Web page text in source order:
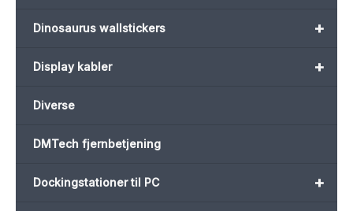
+
Dinosaurus wallstickers
+
Display kabler
Diverse
DMTech fjernbetjening
+
Dockingstationer til PC